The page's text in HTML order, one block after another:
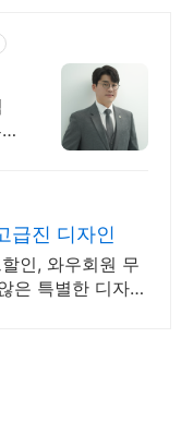
급진 디자인
인, 와우회원 무
은 특별한 디자